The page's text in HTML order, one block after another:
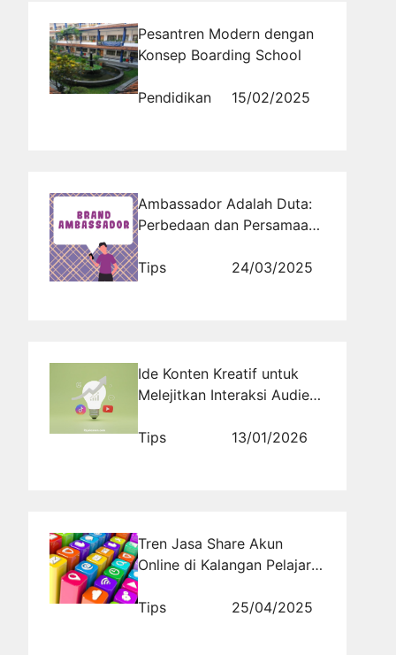
Pesantren Modern dengan
Konsep Boarding School
Pendidikan 15/02/2025
Ambassador Adalah Duta:
Perbedaan dan Persamaan
Tips
24/03/2025
Ide Konten Kreatif untuk
Melejitkan Interaksi Audiens
Tips
13/01/2026
Tren Jasa Share Akun
Online di Kalangan Pelajar
Tips
25/04/2025